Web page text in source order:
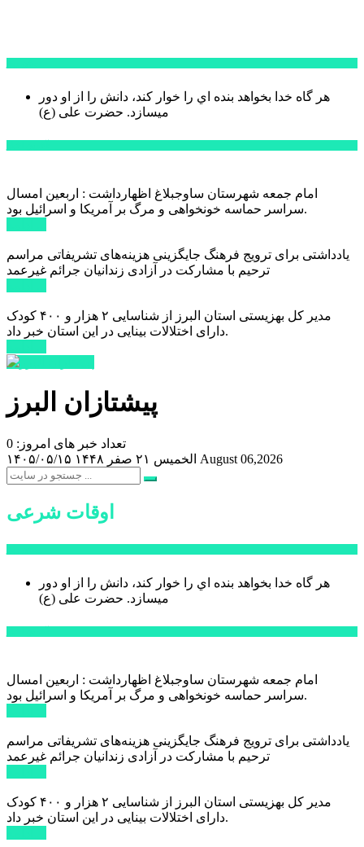
هر گاه خدا بخواهد بنده اي را خوار كند، دانش را از او دور
میسازد. حضرت علی (ع)
امام جمعه شهرستان ساوجبلاغ اظهارداشت : اربعین امسال
سراسر حماسه خونخواهی و مرگ بر آمریکا و اسرائیل بود.
یادداشتی برای ترویج فرهنگ جایگزینی هزینه‌های تشریفاتی مراسم
ترحیم با مشارکت در آزادی زندانیان جرائم غیرعمد
مدیر کل بهزیستی استان البرز از شناسایی ۲ هزار و ۴۰۰ کودک
دارای اختلالات بینایی در این استان خبر داد.
پیشتازان البرز
تعداد خبر های امروز: 0
۱۴۰۵/۰۵/۱۵
الخميس ۲۱ صفر ۱۴۴۸ August 06,2026
اوقات شرعی
هر گاه خدا بخواهد بنده اي را خوار كند، دانش را از او دور
میسازد. حضرت علی (ع)
امام جمعه شهرستان ساوجبلاغ اظهارداشت : اربعین امسال
سراسر حماسه خونخواهی و مرگ بر آمریکا و اسرائیل بود.
یادداشتی برای ترویج فرهنگ جایگزینی هزینه‌های تشریفاتی مراسم
ترحیم با مشارکت در آزادی زندانیان جرائم غیرعمد
مدیر کل بهزیستی استان البرز از شناسایی ۲ هزار و ۴۰۰ کودک
دارای اختلالات بینایی در این استان خبر داد.